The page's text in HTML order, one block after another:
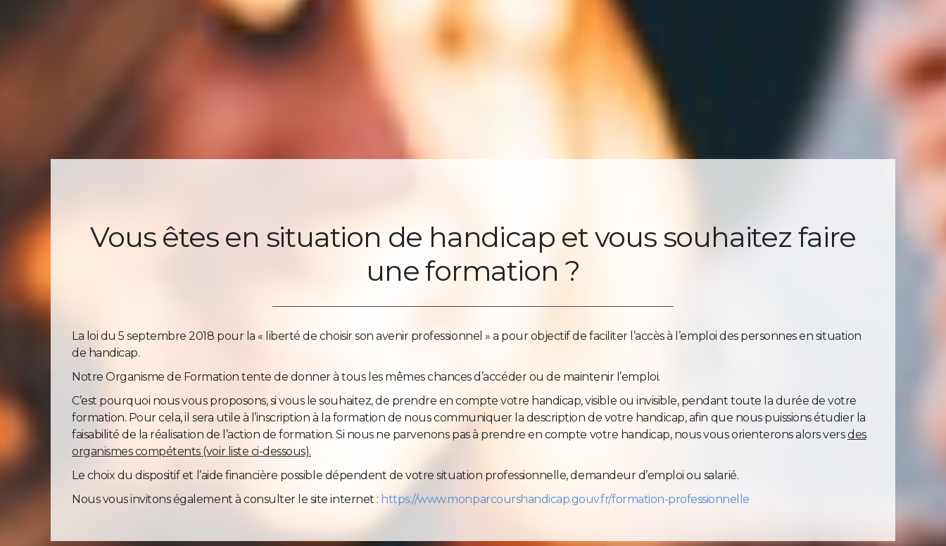
Vous êtes en situation de handicap et vous souhaitez faire
une formation ?
La loi du 5 septembre 2018 pour la « liberté de choisir son avenir professionnel » a pour objectif de faciliter l’accès à l’emploi des personnes en situation
de handicap.
Notre Organisme de Formation tente de donner à tous les mêmes chances d’accéder ou de maintenir l’emploi.
C’est pourquoi nous vous proposons, si vous le souhaitez, de prendre en compte votre handicap, visible ou invisible, pendant toute la durée de votre
formation. Pour cela, il sera utile à l’inscription à la formation de nous communiquer la description de votre handicap, afin que nous puissions étudier la
faisabilité de la réalisation de l’action de formation. Si nous ne parvenons pas à prendre en compte votre handicap, nous vous orienterons alors versdes
organismes compétents (voir liste ci-dessous).
Le choix du dispositif et l’aide financière possible dépendent de votre situation professionnelle, demandeur d’emploi ou salarié.
Nous vous invitons également à consulter le site internet : https://www.monparcourshandicap.gouv.fr/formation-professionnelle